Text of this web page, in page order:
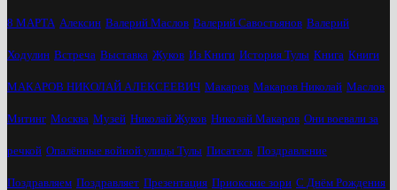
8 МАРТА Алексин Валерий Маслов Валерий Савостьянов Валерий
Ходулин Встреча Выставка Жуков Из Книги История Тулы Книга Книги
МАКАРОВ НИКОЛАЙ АЛЕКСЕЕВИЧ Макаров Макаров Николай Маслов
Митинг Москва Музей Николай Жуков Николай Макаров Они воевали за
речкой Опалённые войной улицы Тулы Писатель Поздравление
Поздравляем Поздравляет Презентация Приокские зори С Днём Рождения